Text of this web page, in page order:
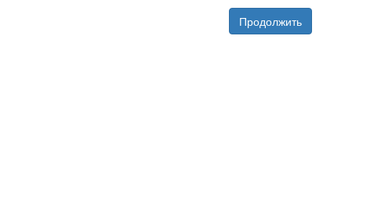
Продолжить